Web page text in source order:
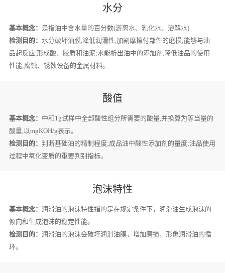
水分
基本概念： 是指油中含水量的百分数(游离水、乳化水、溶解水)
检测目的： 水分破坏油膜,降低润滑性,加剧摩擦付部件的磨损;能够与油
品起反应,形成酸、胶质和油泥;水能析出油中的添加剂,降低油品的使用
性能;腐蚀、锈蚀设备的金属材料。
酸值
基本概念： 中和1g试样中全部酸性组分所需要的酸量,并换算为等当量的
酸量,以mgKOH/g表示。
检测目的： 判断基础油的精制程度;成品油中酸性添加剂的量度;油品使用
过程中氧化变质的重要判别指标。
泡沫特性
基本概念： 润滑油的泡沫特性指的是在规定条件下，润滑油生成泡沫的
倾向和生成泡沫的稳定性能。
检测目的： 润滑油的泡沫会破坏润滑油膜，增加磨损，形象润滑油的循
环。